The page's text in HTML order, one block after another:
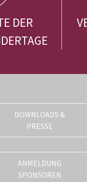
DER
DOWNLOADS &
PRESSE
ANMELDUNG
SPONSOREN